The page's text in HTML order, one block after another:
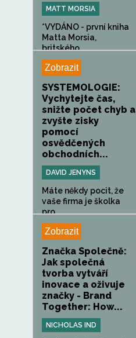
MATT MORSIA
*VYDÁNO - první kniha
Matta Morsia,
britského...
Zobrazit
SYSTEMOLOGIE:
Vychytejte čas,
snižte počet chyb a
zvyšte zisky
pomocí
osvědčených
obchodních...
DAVID JENYNS
Máte někdy pocit, že
vaše firma je školka
pro...
Zobrazit
Značka Společně:
Jak společná
tvorba vytváří
inovace a oživuje
značky - Brand
Together: How...
NICHOLAS IND